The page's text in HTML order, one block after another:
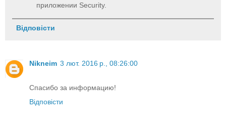
приложении Security.
Відповісти
Nikneim 3 лют. 2016 р., 08:26:00
Спасибо за информацию!
Відповісти